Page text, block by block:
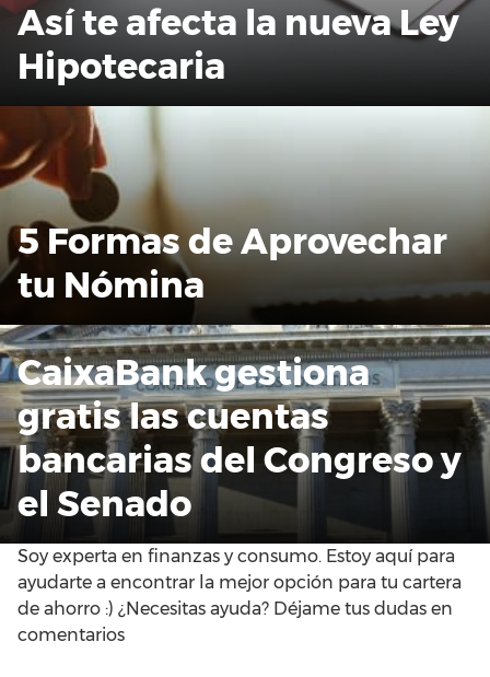
Así te afecta la nueva Ley
Hipotecaria
5 Formas de Aprovechar
tu Nómina
CaixaBank gestiona
gratis las cuentas
bancarias del Congreso y
el Senado
Soy experta en finanzas y consumo. Estoy aquí para
ayudarte a encontrar la mejor opción para tu cartera
de ahorro :) ¿Necesitas ayuda? Déjame tus dudas en
comentarios